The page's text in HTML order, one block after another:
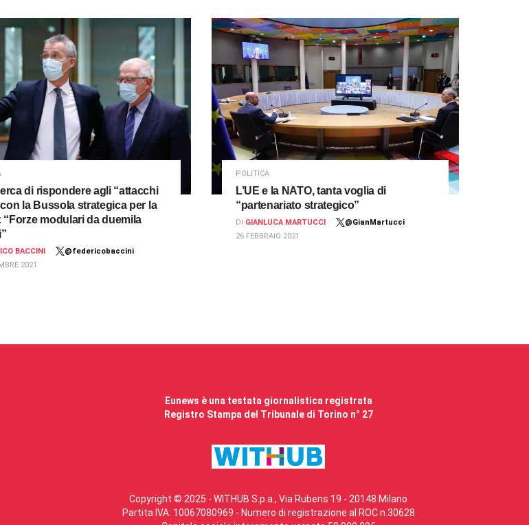
di rispondere agli “attacchi
la Bussola strategica per la
“Forze modulari da duemila
BACCINI
@federicobaccini
2021
POLITICA
L’UE e la NATO, tanta voglia di
“partenariato strategico”
DI GIANLUCA MARTUCCI
@GianMartucci
26 FEBBRAIO 2021
Eunews è una testata giornalistica registrata
Registro Stampa del Tribunale di Torino n° 27
Copyright © 2025 - WITHUB S.p.a., Via Rubens 19 - 20148 Milano
Partita IVA: 10067080969 - Numero di registrazione al ROC n.30628